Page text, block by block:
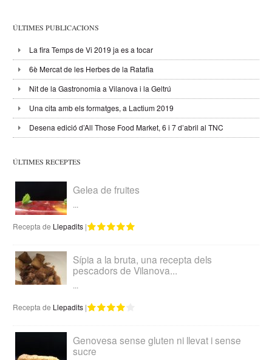
ÚLTIMES PUBLICACIONS
La fira Temps de Vi 2019 ja es a tocar
6è Mercat de les Herbes de la Ratafia
Nit de la Gastronomia a Vilanova i la Geltrú
Una cita amb els formatges, a Lactium 2019
Desena edició d’All Those Food Market, 6 i 7 d’abril al TNC
ÚLTIMES RECEPTES
Gelea de fruites
...
Recepta de Llepadits |
Sípia a la bruta, una recepta dels
pescadors de Vilanova...
...
Recepta de Llepadits |
Genovesa sense gluten ni llevat i sense
sucre